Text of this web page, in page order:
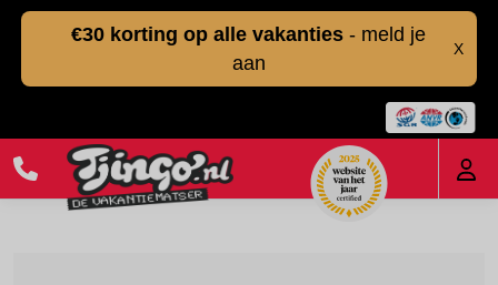
€30 korting op alle vakanties - meld je
aan
X